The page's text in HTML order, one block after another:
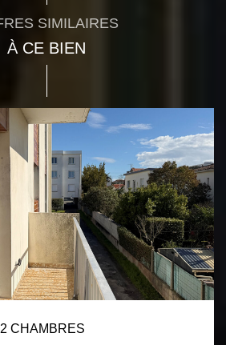
SIMILAIRES
À CE BIEN
CHAMBRES